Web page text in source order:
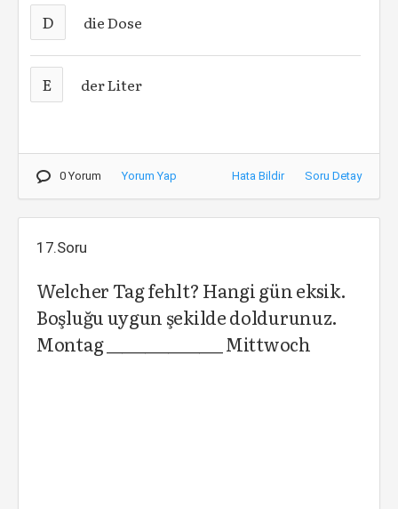
D die Dose
E der Liter
0 Yorum Yorum Yap Hata Bildir Soru Detay
17.Soru
Welcher Tag fehlt? Hangi gün eksik.
Boşluğu uygun şekilde doldurunuz.
Montag _______________ Mittwoch